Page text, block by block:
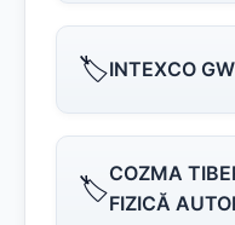
🏷️INTEXCO
🏷️COZMA
FIZICĂ